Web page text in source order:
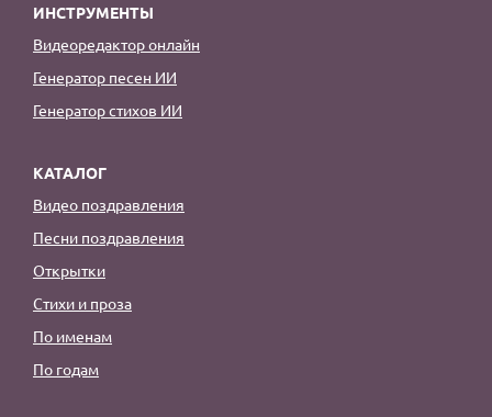
ИНСТРУМЕНТЫ
Видеоредактор онлайн
Генератор песен ИИ
Генератор стихов ИИ
КАТАЛОГ
Видео поздравления
Песни поздравления
Открытки
Стихи и проза
По именам
По годам